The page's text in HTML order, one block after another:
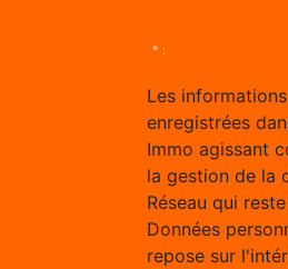
* :
Les
enregistrées
Immo agissant
la gestion de la
Réseau qui
Données
repose sur